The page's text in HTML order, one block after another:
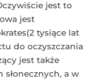
jest to
jest
tysiące lat
do oczyszczania
jest także
słonecznych, a w